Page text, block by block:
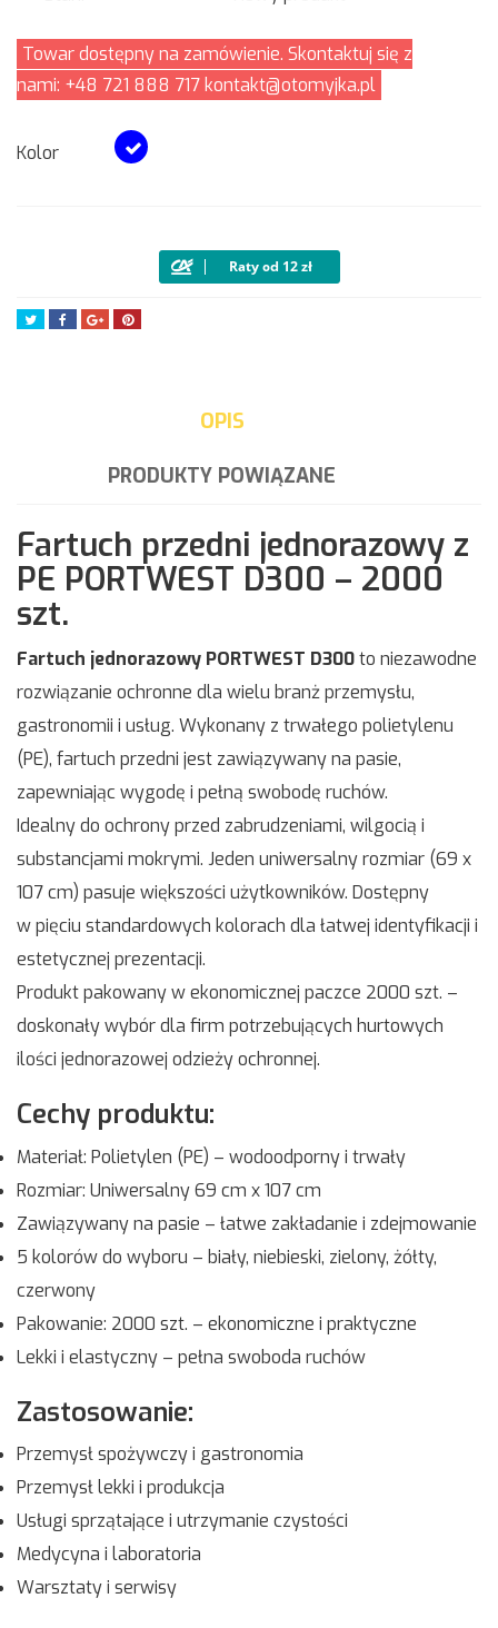
Towar dostępny na zamówienie. Skontaktuj się z
nami: +48 721 888 717 kontakt@otomyjka.pl
Kolor
OPIS
PRODUKTY POWIĄZANE
Fartuch przedni jednorazowy z
PE PORTWEST D300 – 2000
szt.
Fartuch jednorazowy PORTWEST D300to niezawodne
rozwiązanie ochronne dla wielu branż przemysłu,
gastronomii i usług. Wykonany z trwałego polietylenu
(PE), fartuch przedni jest zawiązywany na pasie,
zapewniając wygodę i pełną swobodę ruchów.
Idealny do ochrony przed zabrudzeniami, wilgocią i
substancjami mokrymi. Jeden uniwersalny rozmiar (69 x
107 cm) pasuje większości użytkowników. Dostępny
w pięciu standardowych kolorach dla łatwej identyfikacji i
estetycznej prezentacji.
Produkt pakowany w ekonomicznej paczce 2000 szt. –
doskonały wybór dla firm potrzebujących hurtowych
ilości jednorazowej odzieży ochronnej.
Cechy produktu:
Materiał: Polietylen (PE) – wodoodporny i trwały
Rozmiar: Uniwersalny 69 cm x 107 cm
Zawiązywany na pasie – łatwe zakładanie i zdejmowanie
5 kolorów do wyboru – biały, niebieski, zielony, żółty,
czerwony
Pakowanie: 2000 szt. – ekonomiczne i praktyczne
Lekki i elastyczny – pełna swoboda ruchów
Zastosowanie:
Przemysł spożywczy i gastronomia
Przemysł lekki i produkcja
Usługi sprzątające i utrzymanie czystości
Medycyna i laboratoria
Warsztaty i serwisy